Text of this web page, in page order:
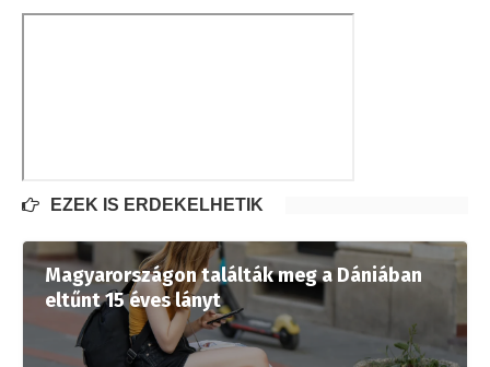
EZEK IS ÉRDEKELHETIK
Magyarországon találták meg a Dániában
eltűnt 15 éves lányt